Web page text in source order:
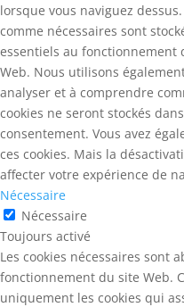
lorsque vous naviguez
comme nécessaires sont
essentiels au fonctionnement
Web. Nous utilisons
analyser et à comprendre
cookies ne seront stockés
consentement. Vous avez
ces cookies. Mais la
affecter votre expérience de
Nécessaire
Nécessaire
Toujours activé
Les cookies nécessaires sont
fonctionnement du site Web.
uniquement les cookies qui